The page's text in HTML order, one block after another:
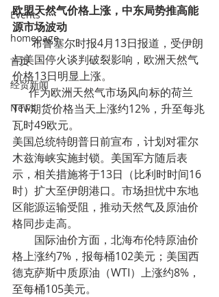
Events
homepage
首页
经贸新闻
News
欧盟天然气价格上涨，中东局势推高能
源市场波动
       布鲁塞尔时报4月13日报道，受伊朗
与美国停火谈判破裂影响，欧洲天然气
价格13日明显上涨。
      作为欧洲天然气市场风向标的荷兰
TTF期货价格当天上涨约12%，升至每兆
瓦时49欧元。
美国总统特朗普日前宣布，计划对霍尔
木兹海峡实施封锁。美国军方随后表
示，相关措施将于13日（比利时时间16
时）扩大至伊朗港口。市场担忧中东地
区能源运输受阻，推动天然气及原油价
格同步走高。
格上涨约7%，报每桶102美元；美国西
德克萨斯中质原油（WTI）上涨约8%，
至每桶105美元。